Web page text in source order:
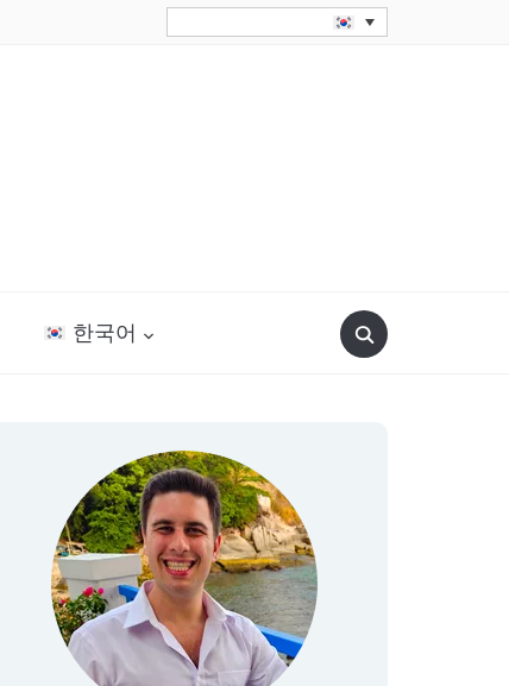
Search
for:
한국어